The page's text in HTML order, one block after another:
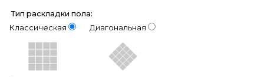
Тип раскладки пола:
Классическая
Диагональная